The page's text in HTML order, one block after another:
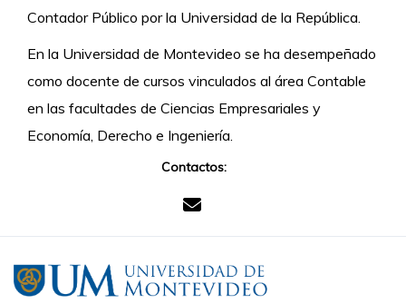
Contador Público por la Universidad de la República.
En la Universidad de Montevideo se ha desempeñado
como docente de cursos vinculados al área Contable
en las facultades de Ciencias Empresariales y
Economía, Derecho e Ingeniería.
Contactos: